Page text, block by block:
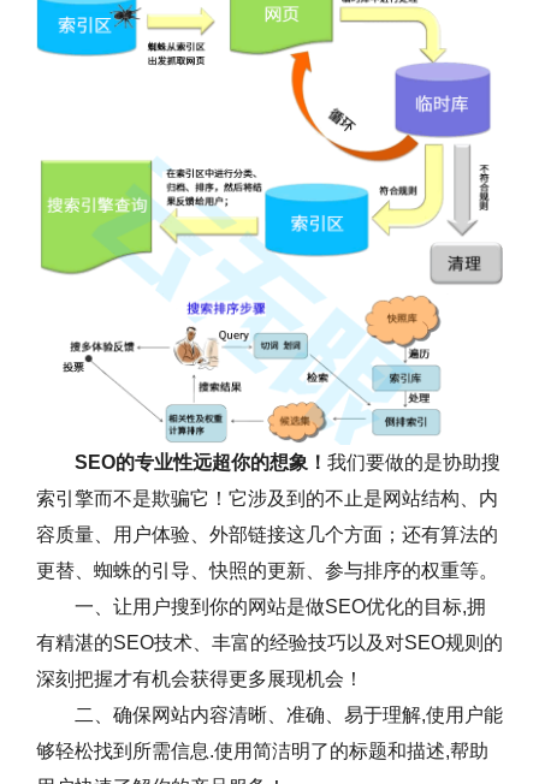
SEO的专业性远超你的想象！ 我们要做的是协助搜
索引擎而不是欺骗它！它涉及到的不止是网站结构、内
容质量、用户体验、外部链接这几个方面；还有算法的
更替、蜘蛛的引导、快照的更新、参与排序的权重等。
一、让用户搜到你的网站是做SEO优化的目标,拥
有精湛的SEO技术、丰富的经验技巧以及对SEO规则的
深刻把握才有机会获得更多展现机会！
二、确保网站内容清晰、准确、易于理解,使用户能
够轻松找到所需信息.使用简洁明了的标题和描述,帮助